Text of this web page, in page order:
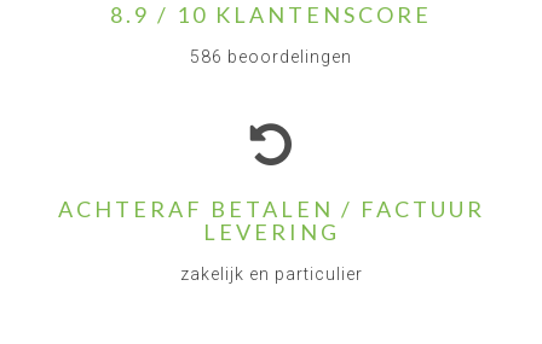
8.9 / 10 KLANTENSCORE
586 beoordelingen
ACHTERAF BETALEN / FACTUUR
LEVERING
zakelijk en particulier